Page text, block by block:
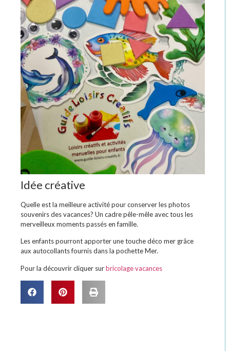
Idée créative
Quelle est la meilleure activité pour conserver les photos
souvenirs des vacances? Un cadre pêle-mêle avec tous les
merveilleux moments passés en famille.
Les enfants pourront apporter une touche déco mer grâce
aux autocollants fournis dans la pochette Mer.
Pour la découvrir cliquer surbricolage vacances